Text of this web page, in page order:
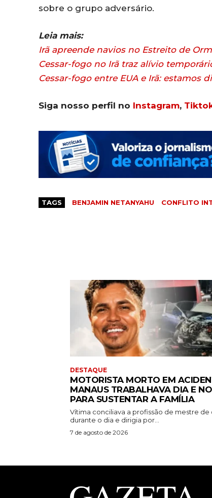
sobre o grupo adversário.
Leia mais:
Irã apreende navios no Estreito de
Cessar-fogo no Irã traz alívio
Cessar-fogo entre EUA e Irã: estamos
Siga nosso perfil no Instagram,
TAGS BENJAMIN NETANYAHU CONFLITO
DESTAQUE
MOTORISTA MORTO EM
MANAUS TRABALHAVA DIA E
PARA SUSTENTAR A FAMÍLIA
Vítima conciliava a profissão de mestre de
durante o dia e dirigia por...
7 de agosto de 2026